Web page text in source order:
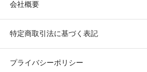
会社概要
特定商取引法に基づく表記
プライバシーポリシー